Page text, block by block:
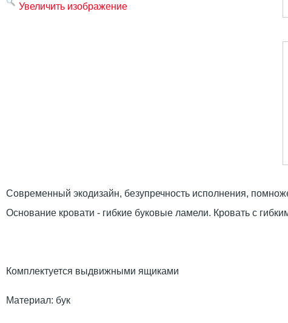
Увеличить изображение
Современный экодизайн, безупречность исполнения,
Основание кровати - гибкие буковые ламели. Кровать с
Комплектуется выдвижными ящиками
Материал: бук